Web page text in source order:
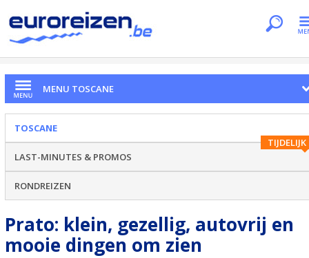
MENU TOSCANE
TOSCANE
TIJDELIJK
LAST-MINUTES & PROMOS
RONDREIZEN
Prato: klein, gezellig, autovrij en
mooie dingen om zien